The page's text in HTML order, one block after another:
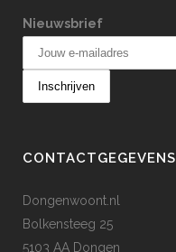
Nieuwsbrief
CONTACTGEGEVENS
Dongenwoont.nl
Bolkensteeg 25
5103 AA Dongen